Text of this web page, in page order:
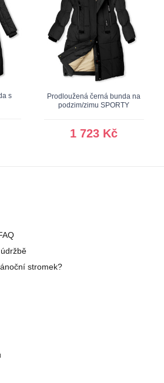
s
Prodloužená černá bunda na
podzim/zimu SPORTY
1 723 Kč
stromek?